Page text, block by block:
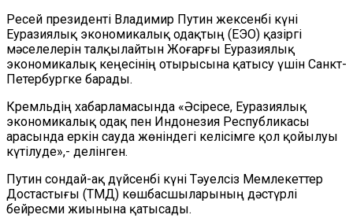
Ресей президенті Владимир Путин жексенбі күні
Еуразиялық экономикалық одақтың (ЕЭО) қазіргі
мәселелерін талқылайтын Жоғарғы Еуразиялық
экономикалық кеңесінің отырысына қатысу үшін Санкт-
Петербургке барады.
Кремльдің хабарламасында «Әсіресе, Еуразиялық
экономикалық одақ пен Индонезия Республикасы
арасында еркін сауда жөніндегі келісімге қол қойылуы
күтілуде»,- делінген.
Путин сондай-ақ дүйсенбі күні Тәуелсіз Мемлекеттер
Достастығы (ТМД) көшбасшыларының дәстүрлі
бейресми жиынына қатысады.